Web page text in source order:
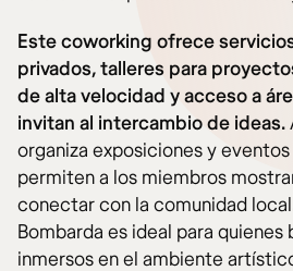
Este coworking ofrece
privados, talleres para
de alta velocidad y acceso a
invitan al intercambio de ideas.
organiza exposiciones y
permiten a los miembros
conectar con la comunidad
Bombarda es ideal para quienes
inmersos en el ambiente